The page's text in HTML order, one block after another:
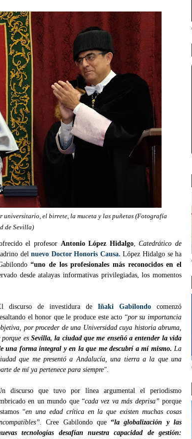
el birrete, la muceta y las puñetas (Fotografía
de Sevilla)
el profesor Antonio López Hidalgo,Catedrático de
delnuevo Doctor Honoris Causa. López Hidalgo se ha
“uno de los profesionales más reconocidos en el
desde atalayas informativas privilegiadas, los momentos
discurso de investidura de Iñaki Gabilondo comenzó
el honor que le produce este acto “por su importancia
por proceder de una Universidad cuya historia abruma,
porque es Sevilla, la ciudad que me enseñó a entender la vida
una forma integral y en la que me descubrí a mí mismo. La
que me presentó a Andalucía, una tierra a la que una
de mí ya pertenece para siempre".
discurso que tuvo por línea argumental el periodismo
en un mundo que “cada vez va más deprisa” porque
“en una edad crítica en la que existen muchas cosas
Cree Gabilondo que“la globalización y las
tecnologías desafían nuestra capacidad de gestión: